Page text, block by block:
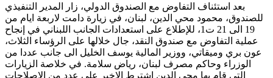
بعد استئناف التفاوض مع الصندوق الدولي، زار المدير التنفيذي
للصندوق، محمود محي الدين، لبنان، في زيارة دامت لاربعة ايام من
19 الى 21 ت1، للإطلاع على استعدادات الجانب اللبناني في إنجاح
عملية التفاوض مع صندوق النقد، جال خلالها على الرؤساء الثلاث،
عون بري وميقاتي، ووزير المالية يوسف الخليل الى جانب عددا من
الوزراء وحاكم مصرف لبنان، رياض سلامة. في خلاصة الزيارات
التي قام بها محي الدين اشترط الاخير على عدد من الاصلاحات